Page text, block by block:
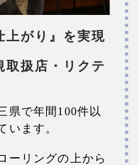
上がり』を実現
取扱店・リクテ
県で年間100件以
います。
ーリングの上から